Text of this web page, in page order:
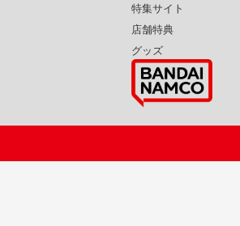
特集サイト
店舗特典
グッズ